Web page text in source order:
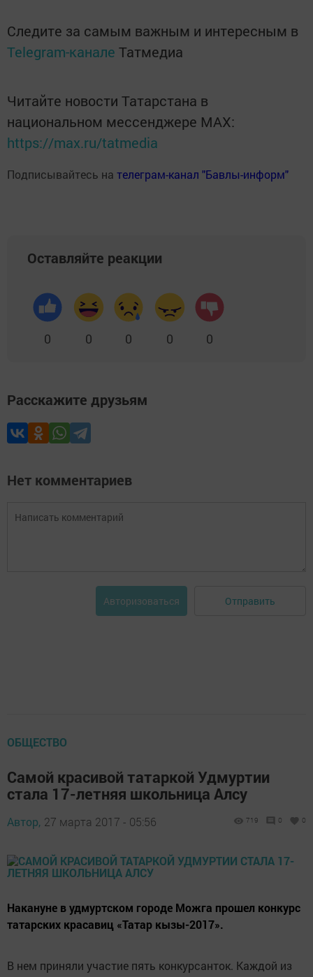
Следите за самым важным и интересным в
Telegram-канале Татмедиа
Читайте новости Татарстана в
национальном мессенджере MАХ:
https://max.ru/tatmedia
Подписывайтесь на телеграм-канал "Бавлы-информ"
Оставляйте реакции
0 0 0 0 0
Расскажите друзьям
Нет комментариев
Авторизоваться Отправить
ОБЩЕСТВО
Самой красивой татаркой Удмуртии
стала 17-летняя школьница Алсу
Автор, 27 марта 2017 - 05:56 719 0 0
Накануне в удмуртском городе Можга прошел конкурс
татарских красавиц «Татар кызы-2017».
В нем приняли участие пять конкурсанток. Каждой из